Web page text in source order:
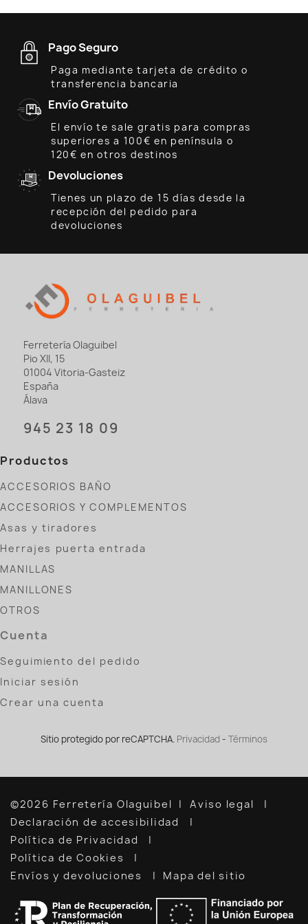
Pago Seguro
Paga mediante tarjeta de crédito o
transferencia bancaria
Envío Gratuito
El envío te sale gratis para compras
superiores a 100€ en península o
120€ en otros destinos
Devoluciones
Tienes un plazo de 15 días desde la
recepción del pedido para
devoluciones
Ferretería Olaguibel
Pio XII, 15
01004 Vitoria-Gasteiz
España
Álava
945 23 18 09
Productos
ACCESORIOS BAÑO
ACCESORIOS Y COMPLEMENTOS
Asas y tiradores
Herrajes puerta entrada
MANILLAS
MANILLONES
OTROS
Cuenta
Seguimiento del pedido
Iniciar sesión
Crear una cuenta
Sitio protegido por reCAPTCHA. Privacidad - Términos
©2026 Ferretería Olaguibel
Aviso legal
Declaración de accesibilidad
Política de Privacidad
Política de Cookies
Envíos y devoluciones
Mapa del sitio